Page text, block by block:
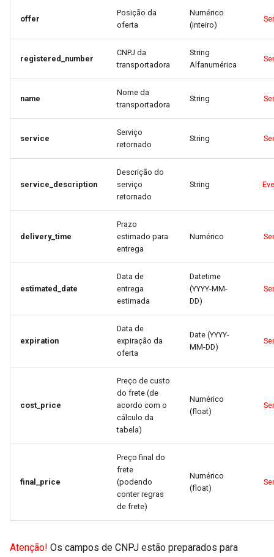
offer
Posição da
oferta
Numérico
(inteiro)
registered_number
CNPJ da
transportadora
String
Alfanumérica
name
Nome da
transportadora
String
service
Serviço
retornado
String
service_description
Descrição do
serviço
retornado
String
delivery_time
Prazo
estimado para
entrega
Numérico
estimated_date
Data de
entrega
estimada
Datetime
(YYYY-MM-
DD)
expiration
Data de
expiração da
oferta
Date (YYYY-
MM-DD)
cost_price
Preço de custo
do frete (de
acordo com o
cálculo da
tabela)
Numérico
(float)
final_price
Preço final do
frete
(podendo
conter regras
de frete)
Numérico
(float)
Atenção! Os campos de CNPJ estão preparados para